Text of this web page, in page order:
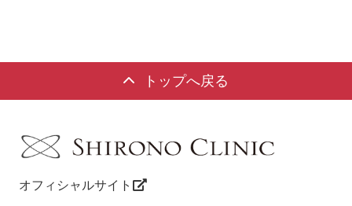
トップへ戻る
オフィシャルサイト